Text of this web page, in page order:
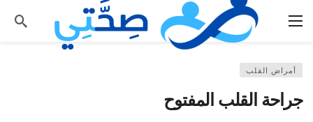
أمراض القلب
جراحة القلب المفتوح